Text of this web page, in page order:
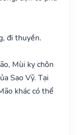
đi thuyền.
Mùi kỵ chôn
Sao Vỹ. Tại
khác có thể